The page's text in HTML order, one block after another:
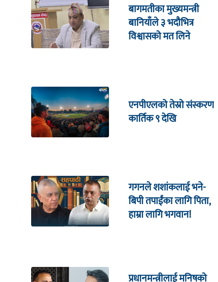
बागमतीका मुख्यमन्त्री
बानियाँले ३ भदौभित्र
विश्वासको मत लिने
एनपीएलको तेस्रो संस्करण
कार्तिक ९ देखि
गगनले शशांकलाई भने-
बिपी तपाईंका लागि पिता,
हाम्रा लागि भगवान!